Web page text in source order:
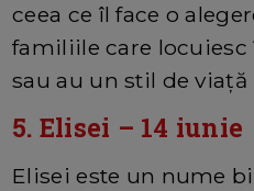
ceea ce îl face o
familiile care locuiesc
sau au un stil de
5. Elisei – 14 iunie
Elisei este un nume